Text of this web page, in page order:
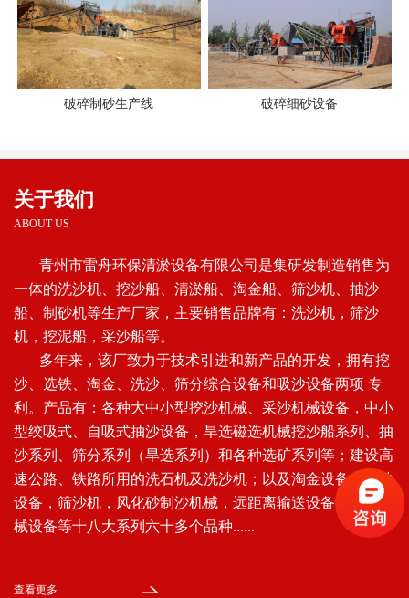
破碎制砂生产线 破碎细砂设备
关于我们
ABOUT US
青州市雷舟环保清淤设备有限公司是集研发制造销售为
一体的洗沙机、挖沙船、清淤船、淘金船、筛沙机、抽沙
船、制砂机等生产厂家，主要销售品牌有：洗沙机，筛沙
机，挖泥船，采沙船等。
多年来，该厂致力于技术引进和新产品的开发，拥有挖
沙、选铁、淘金、洗沙、筛分综合设备和吸沙设备两项 专
利。产品有：各种大中小型挖沙机械、采沙机械设备，中小
型绞吸式、自吸式抽沙设备，旱选磁选机械挖沙船系列、抽
沙系列、筛分系列（旱选系列）和各种选矿系列等；建设高
速公路、铁路所用的洗石机及洗沙机；以及淘金设备，运沙
设备，筛沙机，风化砂制沙机械，远距离输送设备，异型机
械设备等十八大系列六十多个品种......
查看更多